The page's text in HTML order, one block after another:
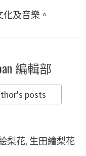
及音樂。
編輯部
posts
梨花, 生田繪梨花